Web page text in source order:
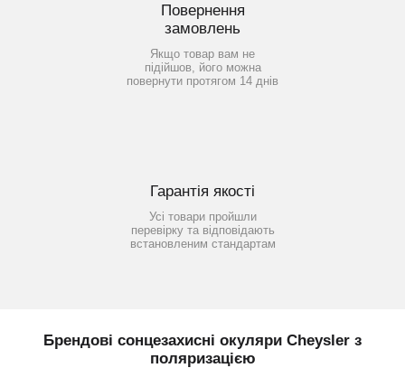
Повернення
замовлень
Якщо товар вам не
підійшов, його можна
повернути протягом 14 днів
Гарантія якості
Усі товари пройшли
перевірку та відповідають
встановленим стандартам
Брендові сонцезахисні окуляри Cheysler з
поляризацією